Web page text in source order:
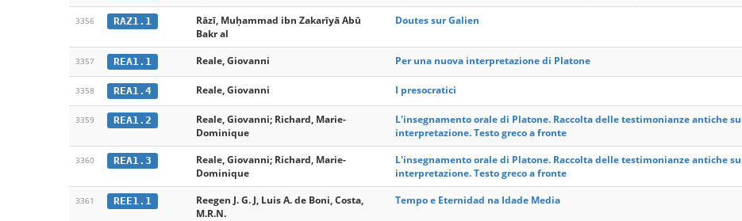
3356 RAZ1.1
Rāzī, Muḥammad ibn Zakarīyā Abū
Bakr al
Doutes sur Galien
3357 REA1.1 Reale, Giovanni Per una nuova interpretazione di Platone
3358 REA1.4 Reale, Giovanni I presocratici
3359 REA1.2
Reale, Giovanni; Richard, Marie-
Dominique
L'insegnamento orale di Platone. Raccolta delle testimonianze antiche
interpretazione. Testo greco a fronte
3360 REA1.3
Reale, Giovanni; Richard, Marie-
Dominique
L'insegnamento orale di Platone. Raccolta delle testimonianze antiche
interpretazione. Testo greco a fronte
3361 REE1.1
Reegen J. G. J, Luis A. de Boni, Costa,
M.R.N.
Tempo e Eternidad na Idade Media